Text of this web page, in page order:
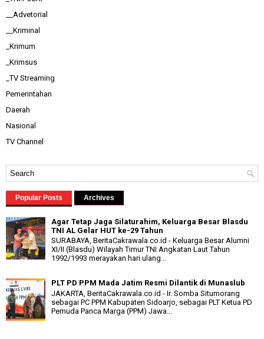
__Advetorial
__Kriminal
_Krimum
_Krimsus
_TV Streaming
Pemerintahan
Daerah
Nasional
TV Channel
Popular Posts Archives
Agar Tetap Jaga Silaturahim, Keluarga Besar Blasdu
TNI AL Gelar HUT ke-29 Tahun
SURABAYA, BeritaCakrawala.co.id - Keluarga Besar Alumni
XI/II (Blasdu) Wilayah Timur TNI Angkatan Laut Tahun
1992/1993 merayakan hari ulang...
PLT PD PPM Mada Jatim Resmi Dilantik di Munaslub
JAKARTA, BeritaCakrawala.co.id - Ir. Somba Situmorang
sebagai PC PPM Kabupaten Sidoarjo, sebagai PLT Ketua PD
Pemuda Panca Marga (PPM) Jawa...